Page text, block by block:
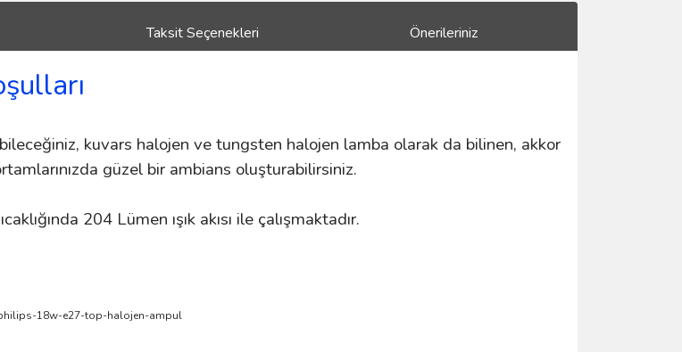
Taksit Seçenekleri Önerileriniz
kuvars halojen ve tungsten halojen lamba olarak da bilinen, akkor
güzel bir ambians oluşturabilirsiniz.
204 Lümen ışık akısı ile çalışmaktadır.